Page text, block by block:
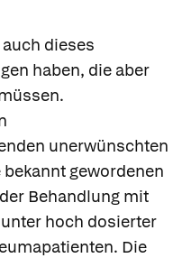
dieses
haben, die aber
unerwünschten
gewordenen
Behandlung mit
hoch dosierter
Die